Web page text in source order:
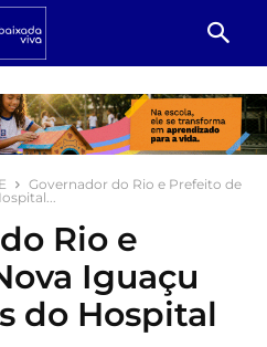
Governador do Rio e Prefeito de
Rio e
Iguaçu
do Hospital